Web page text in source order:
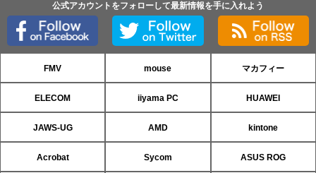
公式アカウントをフォローして最新情報を手に入れよう
FMV mouse マカフィー
ELECOM iiyama PC HUAWEI
JAWS-UG AMD kintone
Acrobat Sycom ASUS ROG